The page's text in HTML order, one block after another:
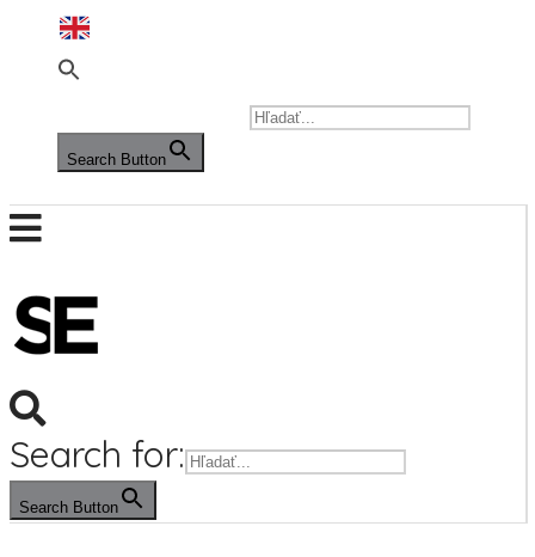
Search Button
Search for:
Search Button